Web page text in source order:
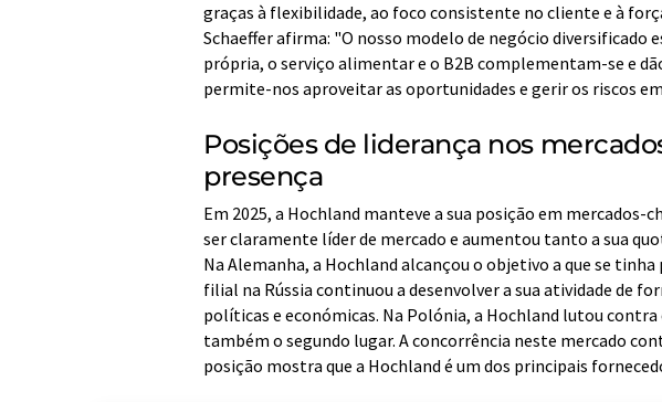
graças à flexibilidade, ao foco consistente no cliente e à
Schaeffer afirma: "O nosso modelo de negócio diversificado
própria, o serviço alimentar e o B2B complementam-se e
permite-nos aproveitar as oportunidades e gerir os riscos
Posições de liderança nos
presença
Em 2025, a Hochland manteve a sua posição em mercados-
ser claramente líder de mercado e aumentou tanto a sua
Na Alemanha, a Hochland alcançou o objetivo a que se
filial na Rússia continuou a desenvolver a sua atividade de
políticas e económicas. Na Polónia, a Hochland lutou contra
também o segundo lugar. A concorrência neste mercado
posição mostra que a Hochland é um dos principais